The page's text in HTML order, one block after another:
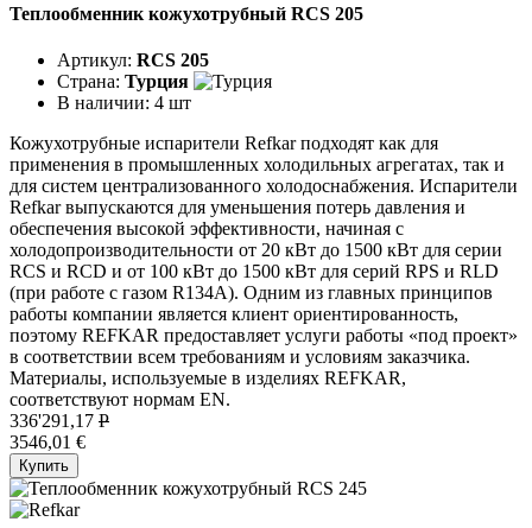
Теплообменник кожухотрубный RCS 205
Артикул: RCS 205
Страна: Турция
В наличии: 4 шт
Кожухотрубные испарители Refkar подходят как для
применения в промышленных холодильных агрегатах, так и
для систем централизованного холодоснабжения. Испарители
Refkar выпускаются для уменьшения потерь давления и
обеспечения высокой эффективности, начиная с
холодопроизводительности от 20 кВт до 1500 кВт для серии
RCS и RCD и от 100 кВт до 1500 кВт для серий RPS и RLD
(при работе с газом R134A). Одним из главных принципов
работы компании является клиент ориентированность,
поэтому REFKAR предоставляет услуги работы «под проект»
в соответствии всем требованиям и условиям заказчика.
Материалы, используемые в изделиях REFKAR,
соответствуют нормам EN.
336'291,17 P
3546,01 €
Купить